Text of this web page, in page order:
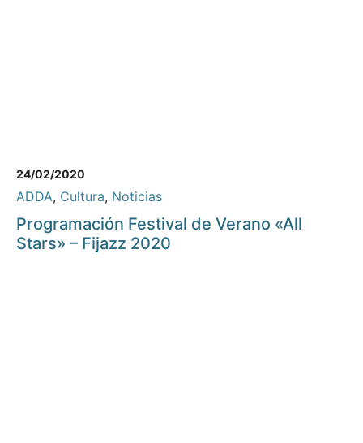
24/02/2020
ADDA, Cultura, Noticias
Programación Festival de Verano «All
Stars» – Fijazz 2020